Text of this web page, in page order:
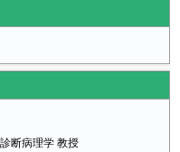
断病理学 教授